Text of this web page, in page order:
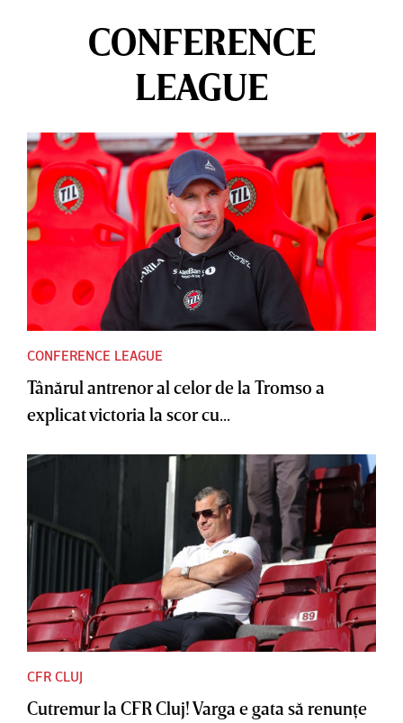
CONFERENCE
LEAGUE
CONFERENCE LEAGUE
Tânărul antrenor al celor de la Tromso a
explicat victoria la scor cu...
CFR CLUJ
Cutremur la CFR Cluj! Varga e gata să renunţe